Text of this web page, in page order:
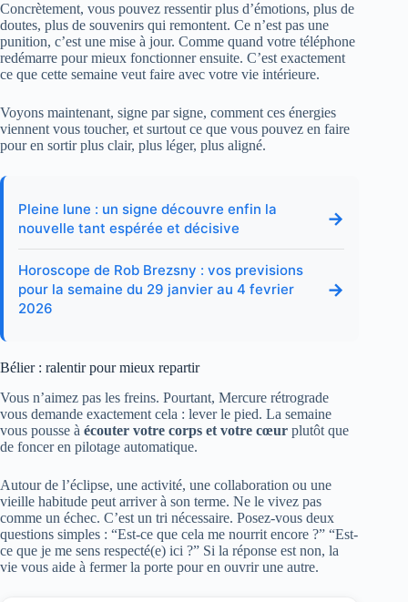
Concrètement, vous pouvez ressentir plus d’émotions, plus de
doutes, plus de souvenirs qui remontent. Ce n’est pas une
punition, c’est une mise à jour. Comme quand votre téléphone
redémarre pour mieux fonctionner ensuite. C’est exactement
ce que cette semaine veut faire avec votre vie intérieure.
Voyons maintenant, signe par signe, comment ces énergies
viennent vous toucher, et surtout ce que vous pouvez en faire
pour en sortir plus clair, plus léger, plus aligné.
Pleine lune : un signe découvre enfin la
nouvelle tant espérée et décisive
→
Horoscope de Rob Brezsny : vos previsions
pour la semaine du 29 janvier au 4 fevrier
2026
→
Bélier : ralentir pour mieux repartir
Vous n’aimez pas les freins. Pourtant, Mercure rétrograde
vous demande exactement cela : lever le pied. La semaine
vous pousse à écouter votre corps et votre cœur plutôt que
de foncer en pilotage automatique.
Autour de l’éclipse, une activité, une collaboration ou une
vieille habitude peut arriver à son terme. Ne le vivez pas
comme un échec. C’est un tri nécessaire. Posez-vous deux
questions simples : “Est-ce que cela me nourrit encore ?” “Est-
ce que je me sens respecté(e) ici ?” Si la réponse est non, la
vie vous aide à fermer la porte pour en ouvrir une autre.